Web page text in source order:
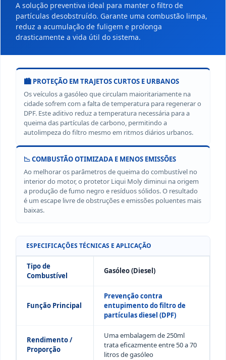
A solução preventiva ideal para manter o filtro de
partículas desobstruído. Garante uma combustão limpa,
reduz a acumulação de fuligem e prolonga
drasticamente a vida útil do sistema.
🏙️ PROTEÇÃO EM TRAJETOS CURTOS E URBANOS
Os veículos a gasóleo que circulam maioritariamente na
cidade sofrem com a falta de temperatura para regenerar o
DPF. Este aditivo reduz a temperatura necessária para a
queima das partículas de carbono, permitindo a
autolimpeza do filtro mesmo em ritmos diários urbanos.
📉 COMBUSTÃO OTIMIZADA E MENOS EMISSÕES
Ao melhorar os parâmetros de queima do combustível no
interior do motor, o protetor Liqui Moly diminui na origem
a produção de fumo negro e resíduos sólidos. O resultado
é um escape livre de obstruções e emissões poluentes mais
baixas.
ESPECIFICAÇÕES TÉCNICAS E APLICAÇÃO
Tipo de
Combustível
Gasóleo (Diesel)
Função Principal
Prevenção contra
entupimento do filtro de
partículas diesel (DPF)
Rendimento /
Proporção
Uma embalagem de 250ml
trata eficazmente entre 50 a 70
litros de gasóleo